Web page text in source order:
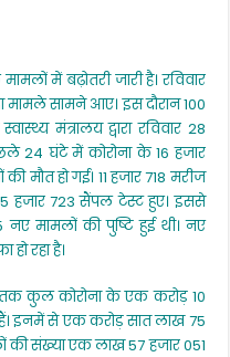
में बढ़ोतरी जारी है। रविवार
मामले सामने आए। इस दौरान 100
मंत्रालय द्वारा रविवार 28
24 घंटे में कोरोना के 16 हजार
मौत हो गई। 11 हजार 718 मरीज
हजार 723 सैंपल टेस्ट हुए। इससे
मामलों की पुष्टि हुई थी। नए
रहा है।
कुल कोरोना के एक करोड़ 10
इनमें से एक करोड़ सात लाख 75
की संख्या एक लाख 57 हजार 051